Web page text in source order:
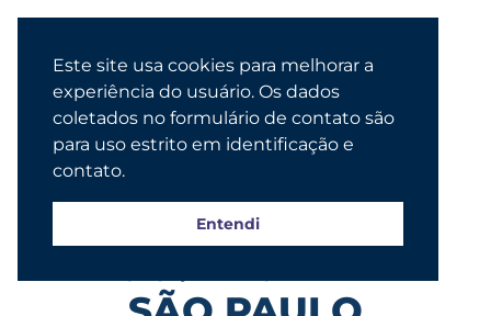
Este site usa cookies para melhorar a
experiência do usuário. Os dados
coletados no formulário de contato são
para uso estrito em identificação e
contato.
Entendi